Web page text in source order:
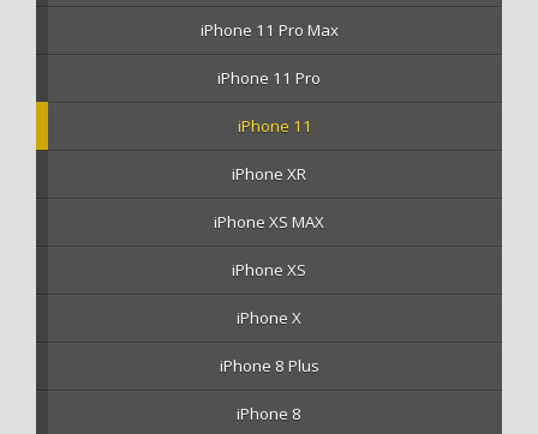
iPhone 11 Pro Max
iPhone 11 Pro
iPhone 11
iPhone XR
iPhone XS MAX
iPhone XS
iPhone X
iPhone 8 Plus
iPhone 8